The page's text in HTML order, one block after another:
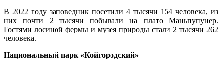
В 2022 году заповедник посетили 4 тысячи 154 человека, из
них почти 2 тысячи побывали на плато Маньпупунер.
Гостями лосиной фермы и музея природы стали 2 тысячи 262
человека.
Национальный парк «Койгородский»